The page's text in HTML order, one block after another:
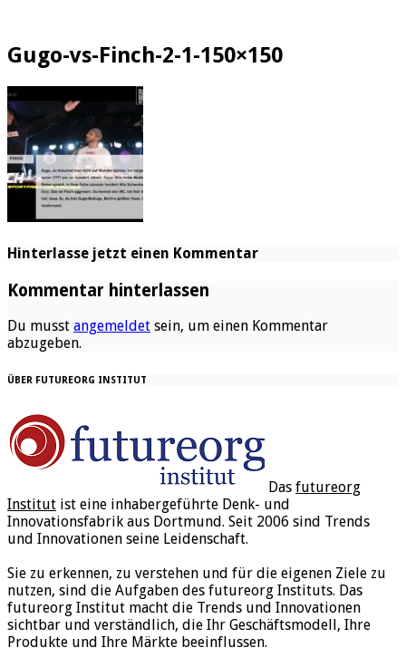
Gugo-vs-Finch-2-1-150×150
Hinterlasse jetzt einen Kommentar
Kommentar hinterlassen
Du musst angemeldet sein, um einen Kommentar
abzugeben.
ÜBER FUTUREORG INSTITUT
Das futureorg
Institut ist eine inhabergeführte Denk- und
Innovationsfabrik aus Dortmund. Seit 2006 sind Trends
und Innovationen seine Leidenschaft.
Sie zu erkennen, zu verstehen und für die eigenen Ziele zu
nutzen, sind die Aufgaben des futureorg Instituts. Das
futureorg Institut macht die Trends und Innovationen
sichtbar und verständlich, die Ihr Geschäftsmodell, Ihre
Produkte und Ihre Märkte beeinflussen.